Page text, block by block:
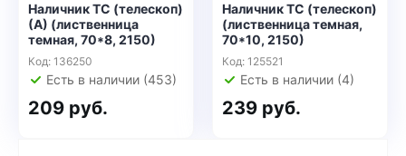
Наличник ТС (телескоп)
(А) (лиственница
темная, 70*8, 2150)
Код: 136250
Есть в наличии (453)
209 руб.
Наличник ТС (телескоп)
(лиственница темная,
70*10, 2150)
Код: 125521
Есть в наличии (4)
239 руб.